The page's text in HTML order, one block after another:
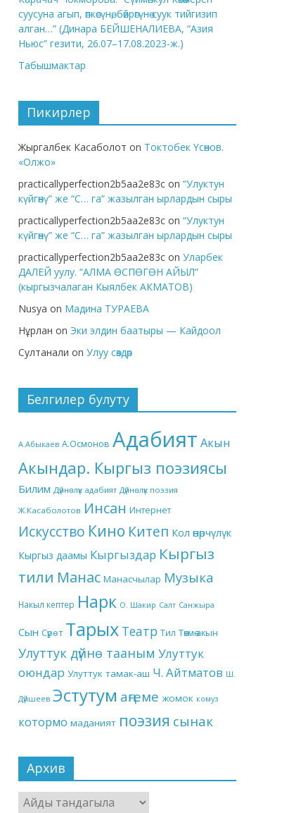
суусуна агып, өпкөсүнө, бөйрөгүнө суук тийгизип
алган…” (Динара БЕЙШЕНАЛИЕВА, “Азия
Ньюс” гезити, 26.07–17.08.2023-ж.)
Табышмактар
Пикирлер
Жыргалбек Касаболот on Токтобек Үсөнов.
«Олжо»
practicallyperfection2b5aa2e83c on “Улуктун
күйгөнү” же “С… га” жазылган ырлардын сыры
practicallyperfection2b5aa2e83c on “Улуктун
күйгөнү” же “С… га” жазылган ырлардын сыры
practicallyperfection2b5aa2e83c on Уларбек
ДАЛЕЙ уулу. “АЛМА ӨСПӨГӨН АЙЫЛ”
(кыргызчалаган Кыялбек АКМАТОВ)
Nusya on Мадина ТУРАЕВА
Нұрлан on Эки элдин баатыры — Кайдоол
Султанали on Улуу сөздөр
Белгилер булуту
А.Абыкаев А.Осмонов Адабият Акын
Акындар. Кыргыз поэзиясы
Билим Дүйнөлүк адабият Дүйнөлүк поэзия
Ж.Касаболотов Инсан Интернет
Искусство Кино Китеп Кол өнөрчүлүк
Кыргыз даамы Кыргыздар Кыргыз
тили Манас Манасчылар Музыка
Накыл кептер Нарк О. Шакир Салт Санжыра
Сын Сүрөт Тарых Театр Тил Төкмө акын
Улуттук дүйнө тааным Улуттук
оюндар Улуттук тамак-аш Ч. Айтматов Ш.
Дүйшеев Эстутум аңгеме жомок комуз
котормо маданият поэзия сынак
Архив
Архив